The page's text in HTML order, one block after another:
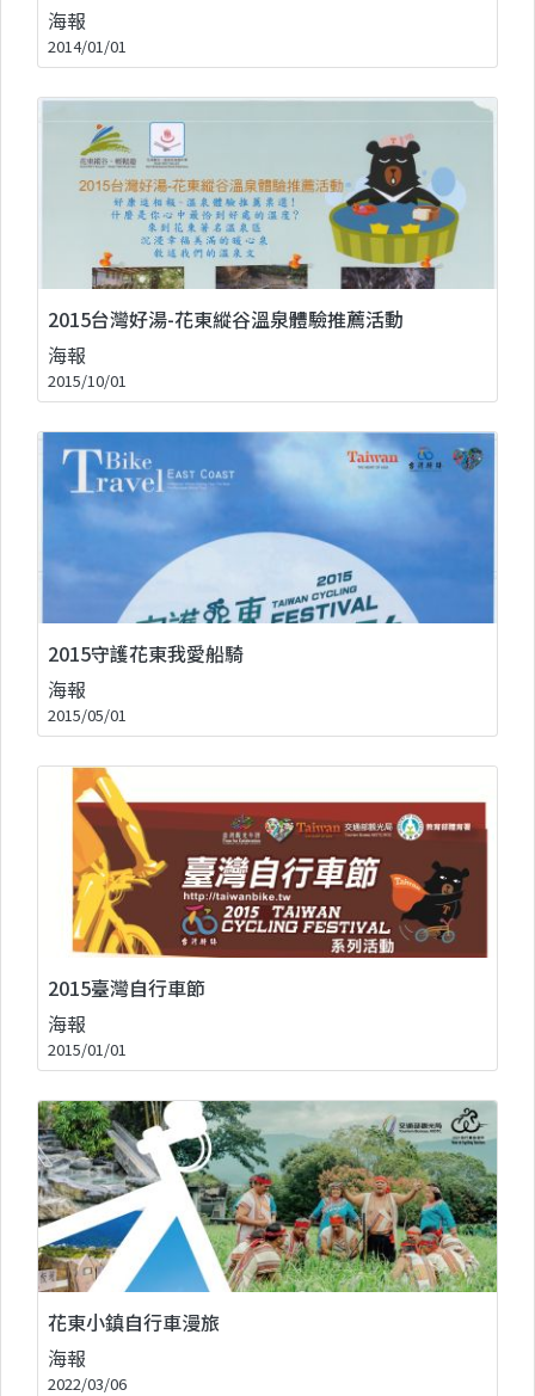
海報
2014/01/01
2015台灣好湯-花東縱谷溫泉體驗推薦活動
海報
2015/10/01
2015守護花東我愛船騎
海報
2015/05/01
2015臺灣自行車節
海報
2015/01/01
花東小鎮自行車漫旅
海報
2022/03/06